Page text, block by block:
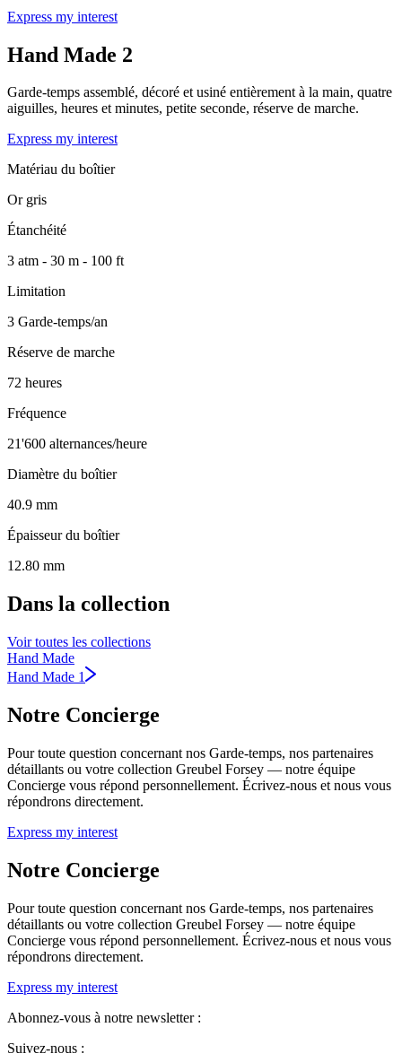
Express my interest
Hand Made 2
Garde-temps assemblé, décoré et usiné entièrement à la main, quatre
aiguilles, heures et minutes, petite seconde, réserve de marche.
Express my interest
Matériau du boîtier
Or gris
Étanchéité
3 atm - 30 m - 100 ft
Limitation
3 Garde-temps/an
Réserve de marche
72 heures
Fréquence
21'600 alternances/heure
Diamètre du boîtier
40.9 mm
Épaisseur du boîtier
12.80 mm
Dans la collection
Voir toutes les collections
Hand Made
Hand Made 1
Notre Concierge
Pour toute question concernant nos Garde-temps, nos partenaires
détaillants ou votre collection Greubel Forsey — notre équipe
Concierge vous répond personnellement. Écrivez-nous et nous vous
répondrons directement.
Express my interest
Notre Concierge
Pour toute question concernant nos Garde-temps, nos partenaires
détaillants ou votre collection Greubel Forsey — notre équipe
Concierge vous répond personnellement. Écrivez-nous et nous vous
répondrons directement.
Express my interest
Abonnez-vous à notre newsletter :
Suivez-nous :